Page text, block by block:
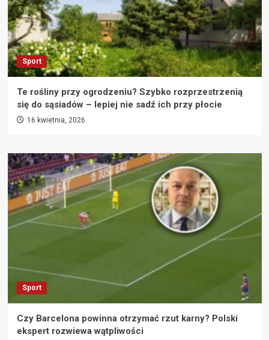
Sport
Te rośliny przy ogrodzeniu? Szybko rozprzestrzenią
się do sąsiadów – lepiej nie sadź ich przy płocie
16 kwietnia, 2026
Sport
Czy Barcelona powinna otrzymać rzut karny? Polski
ekspert rozwiewa wątpliwości